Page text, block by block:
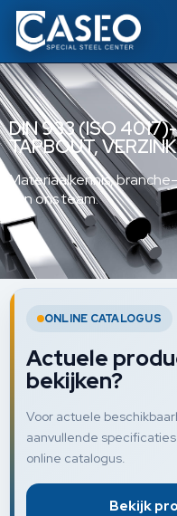
DIN 933 (ISO
TAPBOUT,
Materiaalkennis,
van ons team.
ONLINE CATALOGUS
Actuele
bekijken?
Voor actuele
aanvullende
online catalogus.
Bekijk